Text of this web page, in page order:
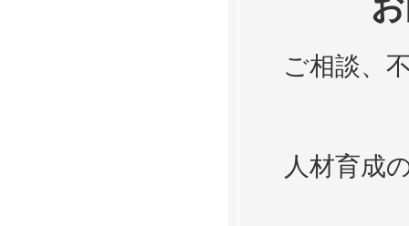
ご相談、
人材育成